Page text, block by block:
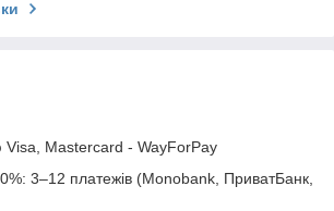
Visa, Mastercard - WayForPay
0%: 3–12 платежів (Monobank, ПриватБанк,